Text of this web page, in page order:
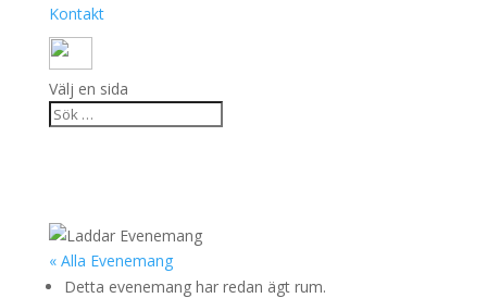
Kontakt
Välj en sida
« Alla Evenemang
Detta evenemang har redan ägt rum.